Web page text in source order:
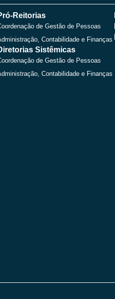
Reitorias
de Gestão de Pessoas
Contabilidade e Finanças
Sistêmicas
de Gestão de Pessoas
Contabilidade e Finanças